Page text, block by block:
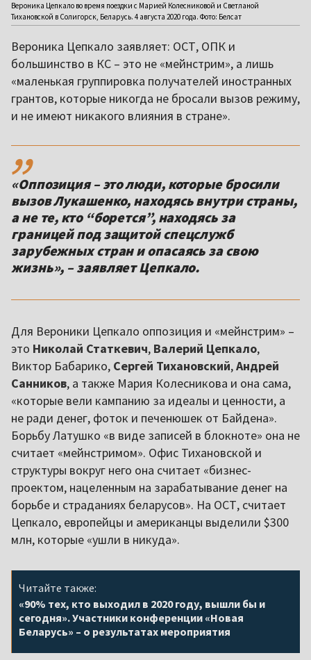
Вероника Цепкало во время поездки с Марией Колесниковой и Светланой
Тихановской в Солигорск, Беларусь. 4 августа 2020 года. Фото: Белсат
Вероника Цепкало заявляет: ОСТ, ОПК и
большинство в КС – это не «мейнстрим», а лишь
«маленькая группировка получателей иностранных
грантов, которые никогда не бросали вызов режиму,
и не имеют никакого влияния в стране».
,,
«Оппозиция – это люди, которые бросили
вызов Лукашенко, находясь внутри страны,
а не те, кто “борется”, находясь за
границей под защитой спецслужб
зарубежных стран и опасаясь за свою
жизнь», – заявляет Цепкало.
Для Вероники Цепкало оппозиция и «мейнстрим» –
это Николай Статкевич, Валерий Цепкало,
Виктор Бабарико, Сергей Тихановский,Андрей
Санников, а также Мария Колесникова и она сама,
«которые вели кампанию за идеалы и ценности, а
не ради денег, фоток и печенюшек от Байдена».
Борьбу Латушко «в виде записей в блокноте» она не
считает «мейнстримом». Офис Тихановской и
структуры вокруг него она считает «бизнес-
проектом, нацеленным на зарабатывание денег на
борьбе и страданиях беларусов». На ОСТ, считает
Цепкало, европейцы и американцы выделили $300
млн, которые «ушли в никуда».
Читайте также:
«90% тех, кто выходил в 2020 году, вышли бы и
сегодня». Участники конференции «Новая
Беларусь» – о результатах мероприятия